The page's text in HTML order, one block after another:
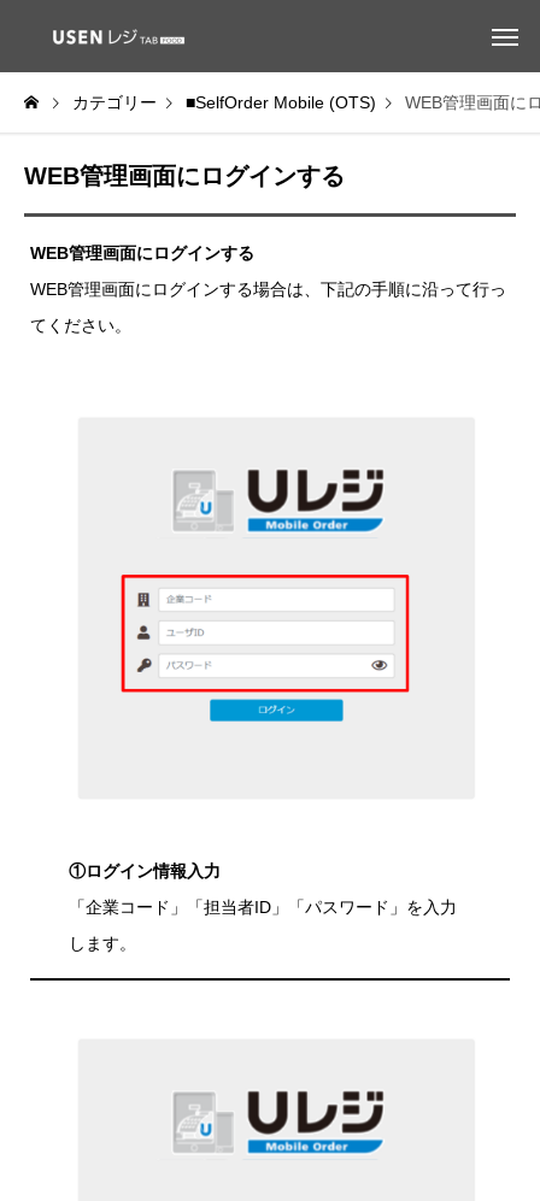
カテゴリー ■SelfOrder Mobile (OTS) WEB管理画面に
WEB管理画面にログインする
WEB管理画面にログインする
WEB管理画面にログインする場合は、下記の手順に沿って行っ
てください。
①ログイン情報入力
「企業コード」「担当者ID」「パスワード」を入力
します。